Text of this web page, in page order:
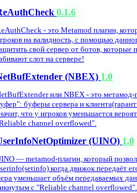
0.1.6
- это Metamod плагин,
на валидность, с помощью
свой сервер от ботов, которые
слот на сервере!
(NBEX) 1.0
или NBEX - это
буферы сервера и
что у игроков уменьшается
channel overflowed".
(UINO) 1.0
— metamod-плагин, который
когда движок передаёт
уменьшает объём передаваемых
с "Reliable channel overflowed".